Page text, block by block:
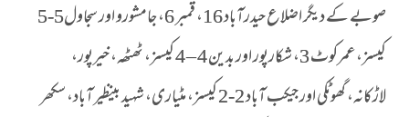
صوبے کے دیگر اضلاع حیدرآباد 16، قمبر 6، جامشورو اور سجاول5-5
کیسز، عمرکوٹ 3، شکارپور اور بدین 4 – 4 کیسز، ٹھٹھہ، خیرپور،
لاڑکانہ، گھوٹکی اور جیکب آباد 2-2 کیسز، مٹیاری، شہید بینظیر آباد، سکھر